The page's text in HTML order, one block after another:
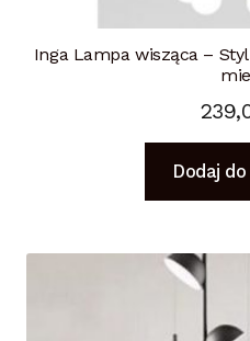
Inga Lampa wisząca –
Dodaj